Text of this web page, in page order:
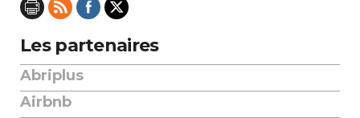
Les partenaires
Abriplus
Airbnb